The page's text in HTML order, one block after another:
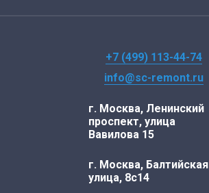
+7 (499) 113-44-74
info@sc-remont.ru
г. Москва, Ленинский
проспект, улица
Вавилова 15
г. Москва, Балтийская
улица, 8с14